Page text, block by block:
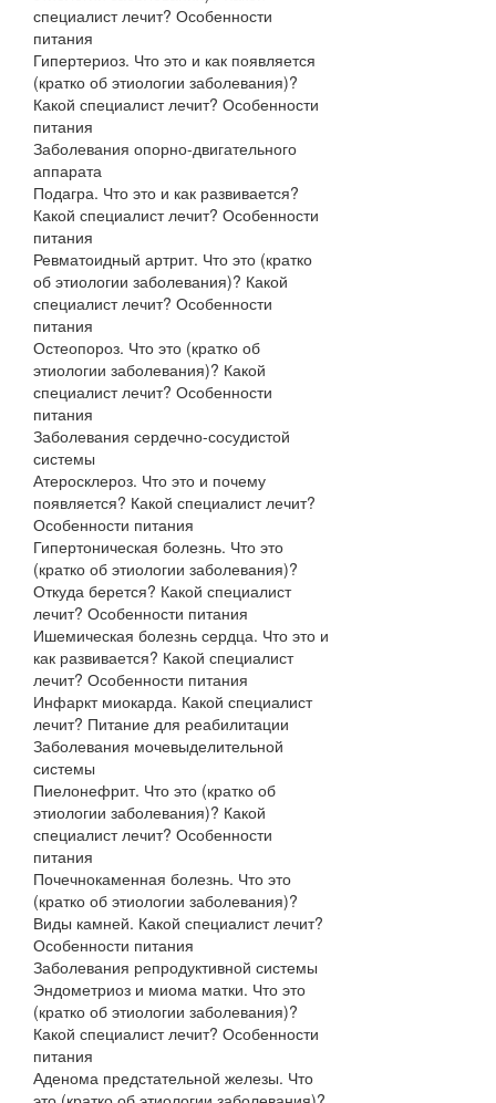
специалист лечит? Особенности
питания
Гипертериоз. Что это и как появляется
(кратко об этиологии заболевания)?
Какой специалист лечит? Особенности
питания
Заболевания опорно-двигательного
аппарата
Подагра. Что это и как развивается?
Какой специалист лечит? Особенности
питания
Ревматоидный артрит. Что это (кратко
об этиологии заболевания)? Какой
специалист лечит? Особенности
питания
Остеопороз. Что это (кратко об
этиологии заболевания)? Какой
специалист лечит? Особенности
питания
Заболевания сердечно-сосудистой
системы
Атеросклероз. Что это и почему
появляется? Какой специалист лечит?
Особенности питания
Гипертоническая болезнь. Что это
(кратко об этиологии заболевания)?
Откуда берется? Какой специалист
лечит? Особенности питания
Ишемическая болезнь сердца. Что это и
как развивается? Какой специалист
лечит? Особенности питания
Инфаркт миокарда. Какой специалист
лечит? Питание для реабилитации
Заболевания мочевыделительной
системы
Пиелонефрит. Что это (кратко об
этиологии заболевания)? Какой
специалист лечит? Особенности
питания
Почечнокаменная болезнь. Что это
(кратко об этиологии заболевания)?
Виды камней. Какой специалист лечит?
Особенности питания
Заболевания репродуктивной системы
Эндометриоз и миома матки. Что это
(кратко об этиологии заболевания)?
Какой специалист лечит? Особенности
питания
Аденома предстательной железы. Что